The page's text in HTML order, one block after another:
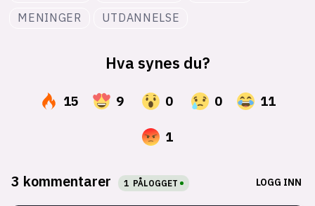
MENINGER
UTDANNELSE